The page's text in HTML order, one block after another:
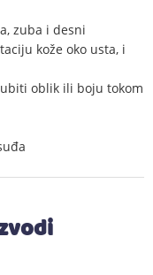
zuba i desni
kože oko usta, i
oblik ili boju tokom